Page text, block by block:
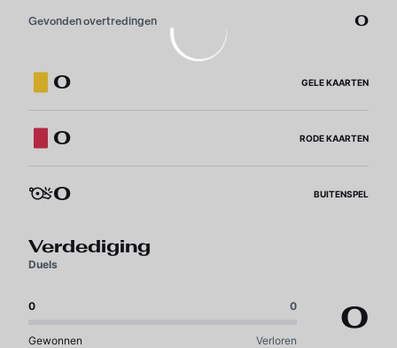
Gevonden overtredingen 0
0 GELE KAARTEN
0 RODE KAARTEN
0 BUITENSPEL
Verdediging
Duels
0 0
Gewonnen Verloren
0